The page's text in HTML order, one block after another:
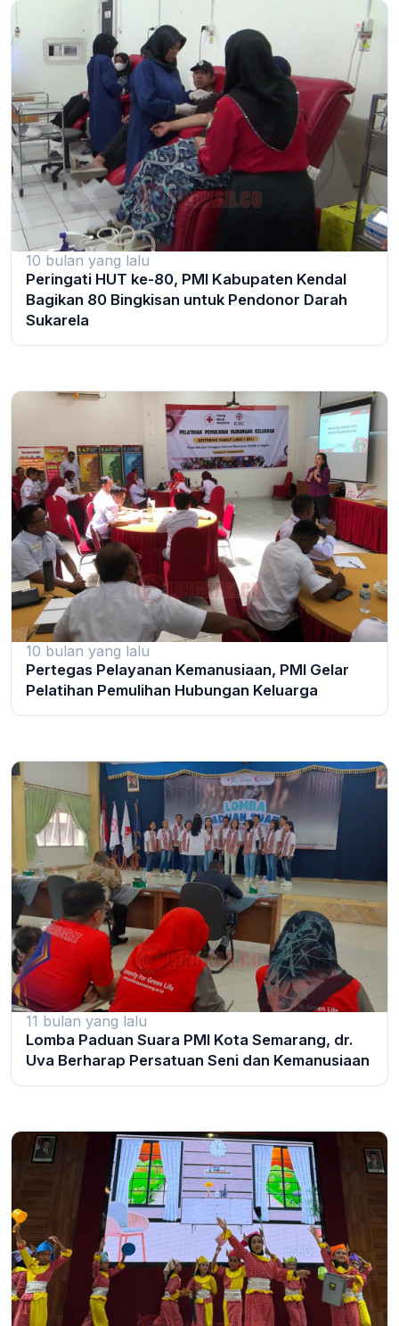
10 bulan yang lalu
Peringati HUT ke-80, PMI Kabupaten Kendal
Bagikan 80 Bingkisan untuk Pendonor Darah
Sukarela
10 bulan yang lalu
Pertegas Pelayanan Kemanusiaan, PMI Gelar
Pelatihan Pemulihan Hubungan Keluarga
11 bulan yang lalu
Lomba Paduan Suara PMI Kota Semarang, dr.
Uva Berharap Persatuan Seni dan Kemanusiaan